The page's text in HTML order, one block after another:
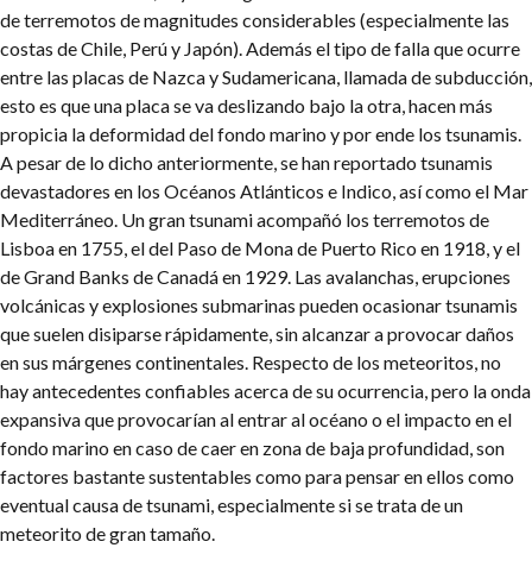
de terremotos de magnitudes considerables (especialmente las
costas de Chile, Perú y Japón). Además el tipo de falla que ocurre
entre las placas de Nazca y Sudamericana, llamada de subducción,
esto es que una placa se va deslizando bajo la otra, hacen más
propicia la deformidad del fondo marino y por ende los tsunamis.
A pesar de lo dicho anteriormente, se han reportado tsunamis
devastadores en los Océanos Atlánticos e Indico, así como el Mar
Mediterráneo. Un gran tsunami acompañó los terremotos de
Lisboa en 1755, el del Paso de Mona de Puerto Rico en 1918, y el
de Grand Banks de Canadá en 1929. Las avalanchas, erupciones
volcánicas y explosiones submarinas pueden ocasionar tsunamis
que suelen disiparse rápidamente, sin alcanzar a provocar daños
en sus márgenes continentales. Respecto de los meteoritos, no
hay antecedentes confiables acerca de su ocurrencia, pero la onda
expansiva que provocarían al entrar al océano o el impacto en el
fondo marino en caso de caer en zona de baja profundidad, son
factores bastante sustentables como para pensar en ellos como
eventual causa de tsunami, especialmente si se trata de un
meteorito de gran tamaño.